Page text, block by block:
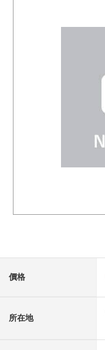
價格
所在地